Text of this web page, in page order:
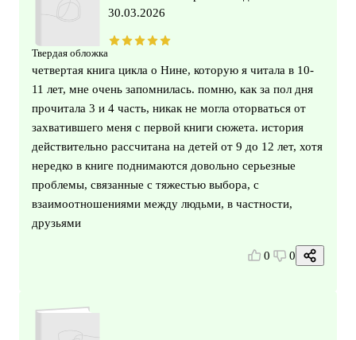
Твердая обложка
30.03.2026
четвертая книга цикла о Нине, которую я читала в 10-
11 лет, мне очень запомнилась. помню, как за пол дня
прочитала 3 и 4 часть, никак не могла оторваться от
захватившего меня с первой книги сюжета. история
действительно рассчитана на детей от 9 до 12 лет, хотя
нередко в книге поднимаются довольно серьезные
проблемы, связанные с тяжестью выбора, с
взаимоотношениями между людьми, в частности,
друзьями
0 0